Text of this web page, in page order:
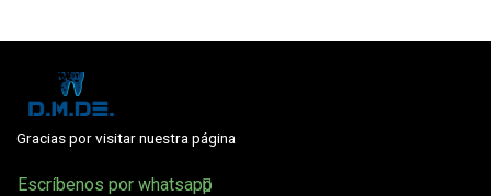
Gracias por visitar nuestra página
Escríbenos por whatsapp